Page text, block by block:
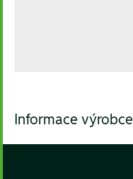
Informace výrobce